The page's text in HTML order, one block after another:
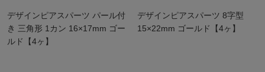
デザインピアスパーツ パール付
き 三角形 1カン 16×17mm ゴー
ルド【4ヶ】
デザインピアスパーツ 8字型
15×22mm ゴールド【4ヶ】